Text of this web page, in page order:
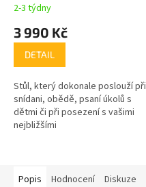
2-3 týdny
3 990 Kč
DETAIL
Stůl, který dokonale poslouží při
snídani, obědě, psaní úkolů s
dětmi či při posezení s vašimi
nejbližšími
Popis Hodnocení Diskuze